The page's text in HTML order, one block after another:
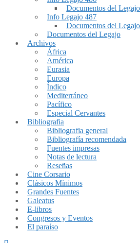
Documentos del
Info Legajo 487
Documentos del
Documentos del Legajo
Archivos
África
América
Eurasia
Europa
Índico
Mediterráneo
Pacífico
Especial Cervantes
Bibliografia
Bibliografia general
Bibliografía recomendada
Fuentes impresas
Notas de lectura
Reseñas
Cine Corsario
Clásicos Mínimos
Grandes Fuentes
Galeatus
E-libros
Congresos y Eventos
El paraíso